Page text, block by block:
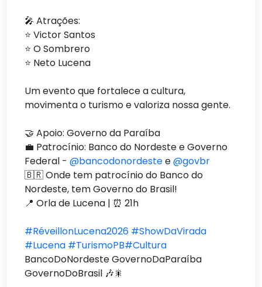
🎤 Atrações:
⭐ Victor Santos
⭐ O Sombrero
⭐ Neto Lucena
Um evento que fortalece a cultura,
movimenta o turismo e valoriza nossa gente.
🤝 Apoio: Governo da Paraíba
💼 Patrocínio: Banco do Nordeste e Governo
Federal - @bancodonordestee@govbr
🇧🇷 Onde tem patrocínio do Banco do
Nordeste, tem Governo do Brasil!
📍 Orla de Lucena | ⏰ 21h
#RéveillonLucena2026 #ShowDaVirada
#Lucena #TurismoPB#Cultura
BancoDoNordeste GovernoDaParaíba
GovernoDoBrasil 🎶🎇